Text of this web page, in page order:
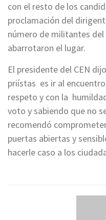
con el resto de los
proclamación del
número de militantes
abarrotaron el lugar.
El presidente del CEN
priístas es ir al
respeto y con la
voto y sabiendo que no
recomendó
puertas abiertas y
hacerle caso a los